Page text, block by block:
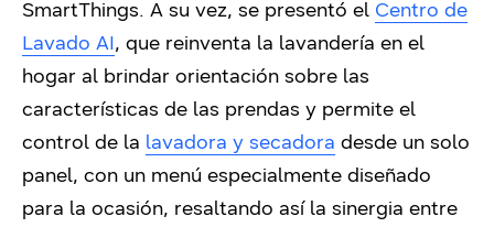
SmartThings. A su vez, se presentó el Centro de
Lavado AI, que reinventa la lavandería en el
hogar al brindar orientación sobre las
características de las prendas y permite el
control de la lavadora y secadora desde un solo
panel, con un menú especialmente diseñado
para la ocasión, resaltando así la sinergia entre